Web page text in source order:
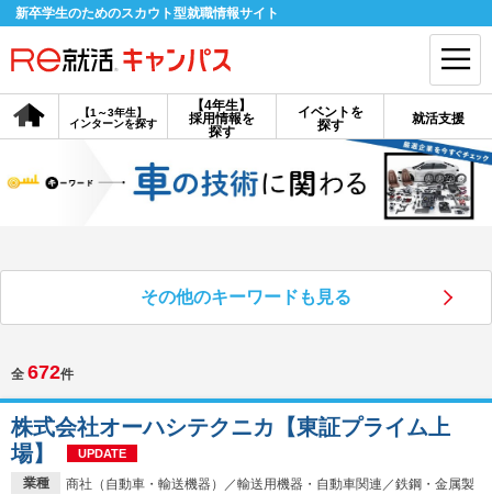
新卒学生のためのスカウト型就職情報サイト
【4年生】
採用情報を
探す
【1～3年生】
インターンを探す
イベントを
探す
就活支援
会員登録 ログイン
会員ID・パスワードを忘れた方はこちら
採用情報を探す
説明会を探す
インターンを探す
イベントを探す スカウト お知らせ
就活ノウハウ・サポート
その他のキーワードも見る
全 672件
業種
商社（自動車・輸送機器）／輸送用機器・自動車関連／鉄鋼・金属製
株式会社オーハシテクニカ【東証プライム上
場】
UPDATE